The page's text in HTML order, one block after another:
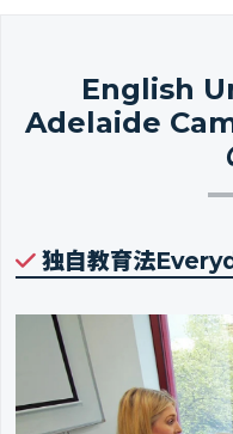
English
Adelaide
独自教育法